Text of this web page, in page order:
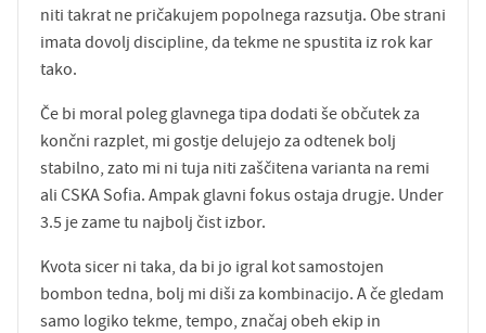
niti takrat ne pričakujem popolnega razsutja. Obe strani
imata dovolj discipline, da tekme ne spustita iz rok kar
tako.
Če bi moral poleg glavnega tipa dodati še občutek za
končni razplet, mi gostje delujejo za odtenek bolj
stabilno, zato mi ni tuja niti zaščitena varianta na remi
ali CSKA Sofia. Ampak glavni fokus ostaja drugje. Under
3.5 je zame tu najbolj čist izbor.
Kvota sicer ni taka, da bi jo igral kot samostojen
bombon tedna, bolj mi diši za kombinacijo. A če gledam
samo logiko tekme, tempo, značaj obeh ekip in